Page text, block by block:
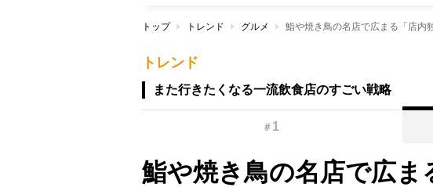
トップ トレンド グルメ
トレンド
また行きたくなる一流飲食店のすごい戦略
＃ 1
鮨や焼き鳥の名店で広ま